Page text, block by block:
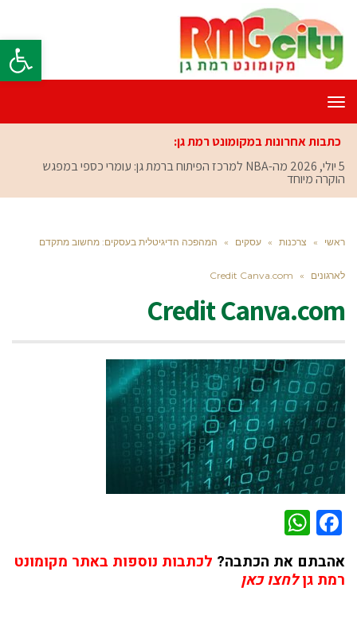
פתח
תפריט
כתבות אחרונות במקומונט רמת גן:
5 יולי, 2026
מה-NBA למרכז הפיתוח ברמת גן: עומרי כספי במפגש
הוקרה מיוחד
ראשי » צרכנות » עסקים » המהפכה הדיגיטלית בעסקים: מחשוב מתקדם
לארגונים »
Credit Canva.com
Credit Canva.com
Facebook
אהבתם את הכתבה? לכתבות נוספות באתר מקומונט
רמת גןלחצו כאן